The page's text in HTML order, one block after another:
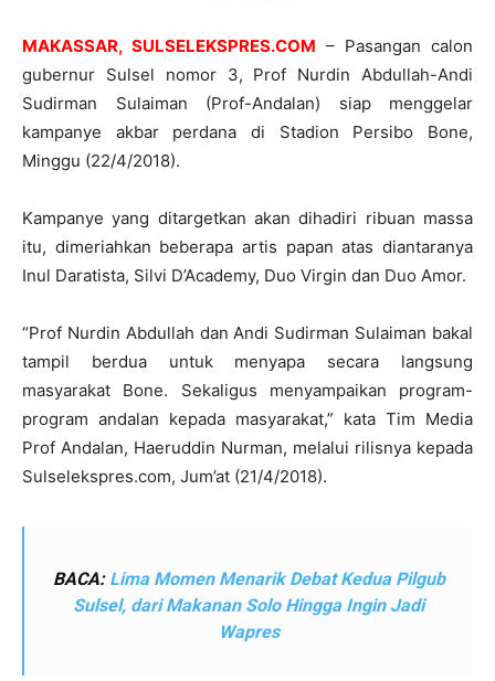
MAKASSAR, SULSELEKSPRES.COM – Pasangan calon
gubernur Sulsel nomor 3, Prof Nurdin Abdullah-Andi
Sudirman Sulaiman (Prof-Andalan) siap menggelar
kampanye akbar perdana di Stadion Persibo Bone,
Minggu (22/4/2018).
Kampanye yang ditargetkan akan dihadiri ribuan massa
itu, dimeriahkan beberapa artis papan atas diantaranya
Inul Daratista, Silvi D’Academy, Duo Virgin dan Duo Amor.
“Prof Nurdin Abdullah dan Andi Sudirman Sulaiman bakal
tampil berdua untuk menyapa secara langsung
masyarakat Bone. Sekaligus menyampaikan program-
program andalan kepada masyarakat,” kata Tim Media
Prof Andalan, Haeruddin Nurman, melalui rilisnya kepada
Sulselekspres.com, Jum’at (21/4/2018).
BACA: Lima Momen Menarik Debat Kedua Pilgub
Sulsel, dari Makanan Solo Hingga Ingin Jadi
Wapres